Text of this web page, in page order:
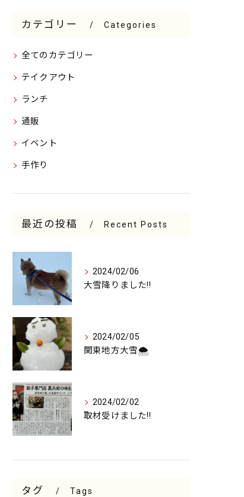
カテゴリー Categories
全てのカテゴリー
テイクアウト
ランチ
通販
イベント
手作り
最近の投稿 Recent Posts
2024/02/06
大雪降りました‼️
2024/02/05
関東地方大雪🌨️
2024/02/02
取材受けました‼️
タグ Tags